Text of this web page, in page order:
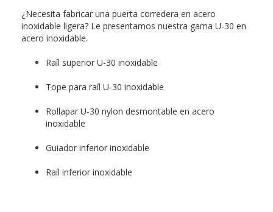
¿Necesita fabricar una puerta corredera en acero
inoxidable ligera? Le presentamos nuestra gama U-30 en
acero inoxidable.
Raíl superior U-30 inoxidable
Tope para raíl U-30 inoxidable
Rollapar U-30 nylon desmontable en acero
inoxidable
Guiador inferior inoxidable
Raíl inferior inoxidable